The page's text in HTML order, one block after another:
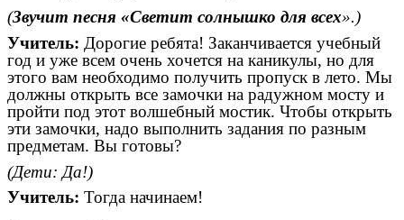
(Звучит песня «Светит солнышко для всех».)
Учитель: Дорогие ребята! Заканчивается учебный
год и уже всем очень хочется на каникулы, но для
этого вам необходимо получить пропуск в лето. Мы
должны открыть все замочки на радужном мосту и
пройти под этот волшебный мостик. Чтобы открыть
эти замочки, надо выполнить задания по разным
предметам. Вы готовы?
(Дети: Да!)
Учитель: Тогда начинаем!